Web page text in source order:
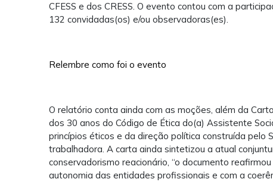
CFESS e dos CRESS. O evento contou com a
132 convidadas(os) e/ou observadoras(es).
Relembre como foi o evento
O relatório conta ainda com as moções, além da
dos 30 anos do Código de Ética do(a) Assistente
princípios éticos e da direção política construída pelo
trabalhadora. A carta ainda sintetizou a atual
conservadorismo reacionário, “o documento
autonomia das entidades profissionais e com a